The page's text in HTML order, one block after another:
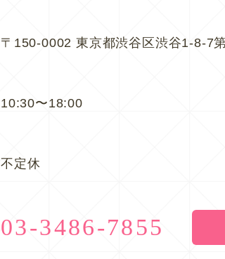
〒150-0002 東京都渋谷区渋谷1-8-7
10:30〜18:00
不定休
03-3486-7855